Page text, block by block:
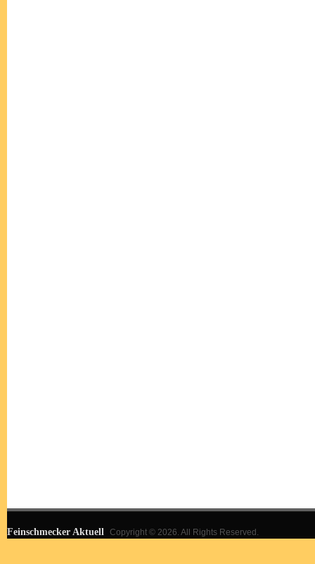
Feinschmecker Aktuell Copyright © 2026. All Rights Reserved.